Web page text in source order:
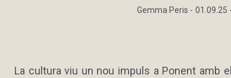
Gemma Peris - 01.09.25 -
La cultura viu un nou impuls a Ponent amb